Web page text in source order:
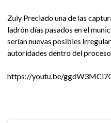
Zuly Preciado una de las
ladrón días pasados en el
serían nuevas posibles
autoridades dentro del proceso
https://youtu.be/